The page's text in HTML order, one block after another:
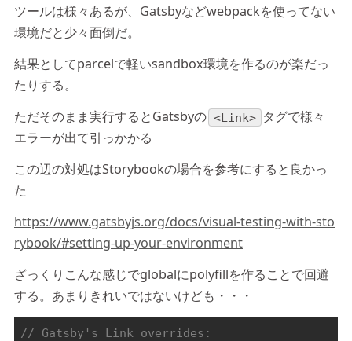
ツールは様々あるが、Gatsbyなどwebpackを使ってない
環境だと少々面倒だ。
結果としてparcelで軽いsandbox環境を作るのが楽だっ
たりする。
ただそのまま実行するとGatsbyの <Link> タグで様々
エラーが出て引っかかる
この辺の対処はStorybookの場合を参考にすると良かっ
た
https://www.gatsbyjs.org/docs/visual-testing-with-sto
rybook/#setting-up-your-environment
ざっくりこんな感じでglobalにpolyfillを作ることで回避
する。あまりきれいではないけども・・・
// Gatsby's Link overrides: